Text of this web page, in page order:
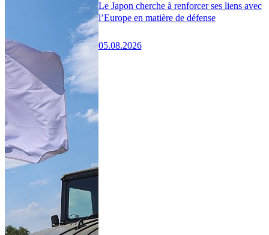
Le Japon cherche à renforcer ses liens avec
l’Europe en matière de défense
05.08.2026